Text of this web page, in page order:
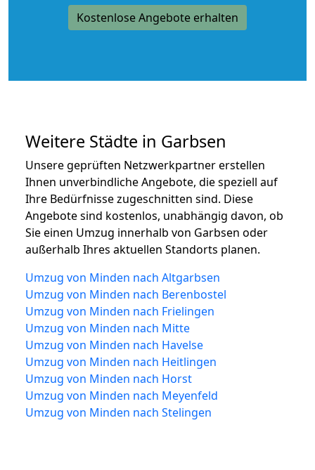
Kostenlose Angebote erhalten
Weitere Städte in Garbsen
Unsere geprüften Netzwerkpartner erstellen
Ihnen unverbindliche Angebote, die speziell auf
Ihre Bedürfnisse zugeschnitten sind. Diese
Angebote sind kostenlos, unabhängig davon, ob
Sie einen Umzug innerhalb von Garbsen oder
außerhalb Ihres aktuellen Standorts planen.
Umzug von Minden nach Altgarbsen
Umzug von Minden nach Berenbostel
Umzug von Minden nach Frielingen
Umzug von Minden nach Mitte
Umzug von Minden nach Havelse
Umzug von Minden nach Heitlingen
Umzug von Minden nach Horst
Umzug von Minden nach Meyenfeld
Umzug von Minden nach Stelingen